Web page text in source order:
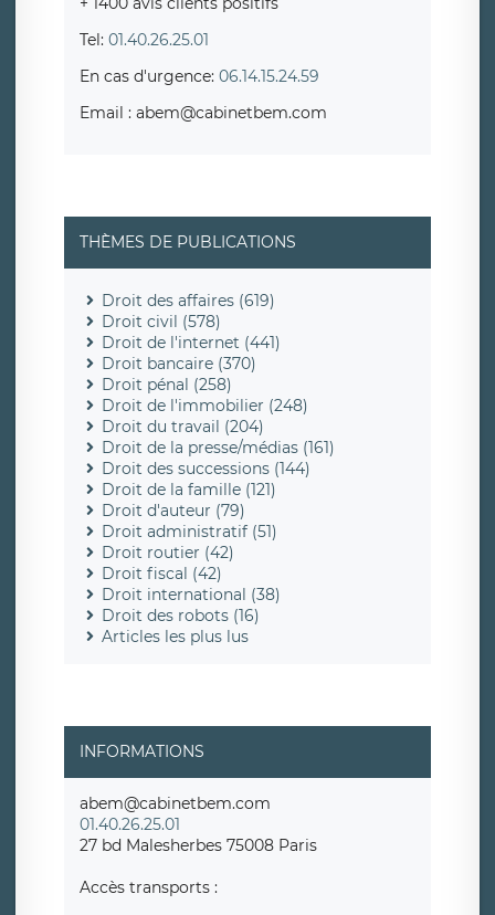
Tel: 01.40.26.25.01
En cas d'urgence: 06.14.15.24.59
Email : abem@cabinetbem.com
THÈMES DE PUBLICATIONS
Droit des affaires (619)
Droit civil (578)
Droit de l'internet (441)
Droit bancaire (370)
Droit pénal (258)
Droit de l'immobilier (248)
Droit du travail (204)
Droit de la presse/médias (161)
Droit des successions (144)
Droit de la famille (121)
Droit d'auteur (79)
Droit administratif (51)
Droit routier (42)
Droit fiscal (42)
Droit international (38)
Droit des robots (16)
Articles les plus lus
INFORMATIONS
abem@cabinetbem.com
01.40.26.25.01
27 bd Malesherbes 75008 Paris
Accès transports :